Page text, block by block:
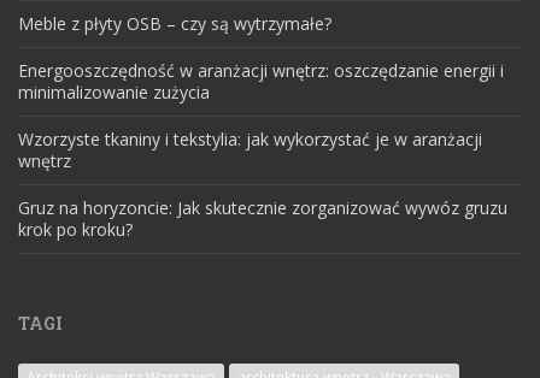
Meble z płyty OSB – czy są wytrzymałe?
Energooszczędność w aranżacji wnętrz: oszczędzanie energii i
minimalizowanie zużycia
Wzorzyste tkaniny i tekstylia: jak wykorzystać je w aranżacji
wnętrz
Gruz na horyzoncie: Jak skutecznie zorganizować wywóz gruzu
krok po kroku?
TAGI